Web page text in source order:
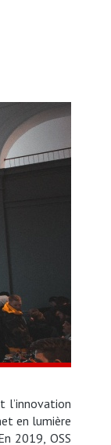
l’innovation
en lumière
2019, OSS